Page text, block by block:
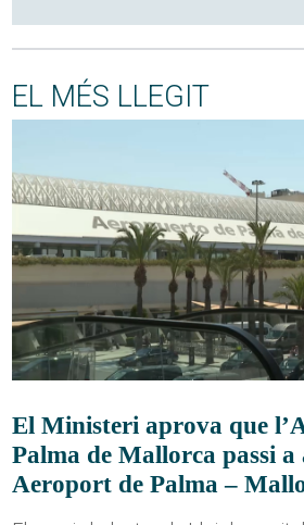
EL MÉS LLEGIT
El Ministeri aprova que
Palma de Mallorca passi a
Aeroport de Palma –